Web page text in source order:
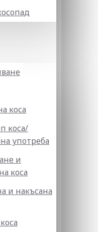
коса
коса/
употреба
и
коса
и накъсана